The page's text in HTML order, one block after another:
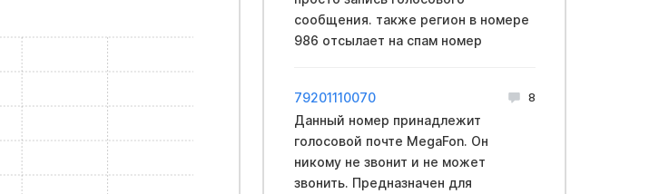
сообщения. также регион в номере
986 отсылает на спам номер
79201110070 8
Данный номер принадлежит
голосовой почте MegaFon. Он
никому не звонит и не может
звонить. Предназначен для